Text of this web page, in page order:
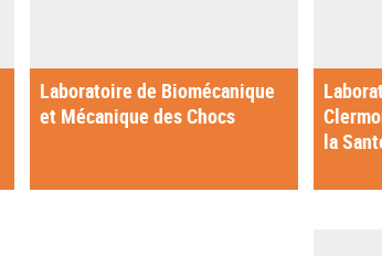
Laboratoire de Biomécanique
et Mécanique des Chocs
la